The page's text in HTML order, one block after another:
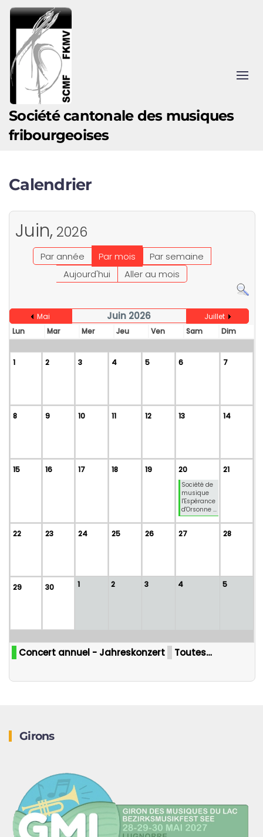
Accéder au contenu principal
Société cantonale des musiques
fribourgeoises
Calendrier
Juin, 2026
Par année Par mois
Par semaine
Aujourd'hui
Aller au mois
Mai Juin 2026
Juillet
Lun
Mar Mer Jeu Ven Sam Dim
1 2 3 4 5 6 7
8 9 10 11 12 13 14
15 16 17 18 19 20
Société de
musique
l'Espérance
d'Orsonne ...
21
22 23 24 25 26 27 28
29 30 1 2 3 4 5
Concert annuel - Jahreskonzert Toutes…
Girons